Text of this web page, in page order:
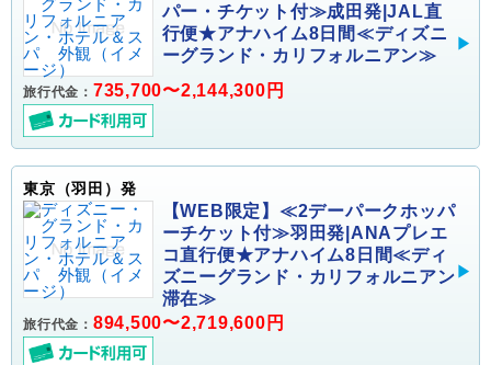
パー・チケット付≫成田発|JAL直
行便★アナハイム8日間≪ディズニ
ーグランド・カリフォルニアン≫
旅行代金： 735,700〜2,144,300円
東京（羽田）発
【WEB限定】≪2デーパークホッパ
ーチケット付≫羽田発|ANAプレエ
コ直行便★アナハイム8日間≪ディ
ズニーグランド・カリフォルニアン
滞在≫
旅行代金： 894,500〜2,719,600円